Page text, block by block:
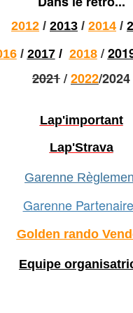
2012 / 2013 / 2014 /
/ 2017/ 2018 /
2021/2022/2024
Lap'important
Lap'Strava
Garenne
Garenne
Golden rando
Equipe